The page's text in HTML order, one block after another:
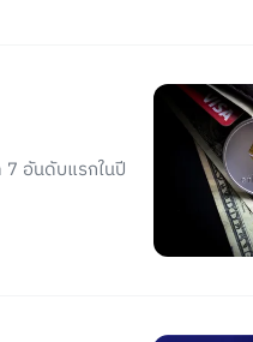
อันดับแรกในปี